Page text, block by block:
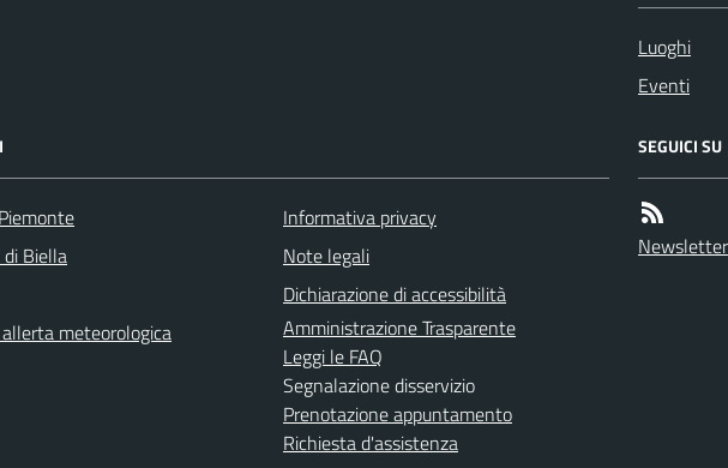
Luoghi
Eventi
Biella
meteorologica
Informativa privacy
Note legali
Dichiarazione di accessibilità
Amministrazione Trasparente
Leggi le FAQ
Segnalazione disservizio
Prenotazione appuntamento
Richiesta d'assistenza
SEGUICI SU
Newsletter